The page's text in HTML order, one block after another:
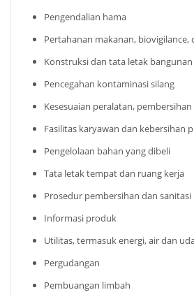
Pengendalian hama
Pertahanan makanan,
Konstruksi dan tata letak bangunan
Pencegahan kontaminasi silang
Kesesuaian peralatan,
Fasilitas karyawan dan kebersihan
Pengelolaan bahan yang dibeli
Tata letak tempat dan ruang kerja
Prosedur pembersihan dan sanitasi
Informasi produk
Utilitas, termasuk energi, air dan
Pergudangan
Pembuangan limbah